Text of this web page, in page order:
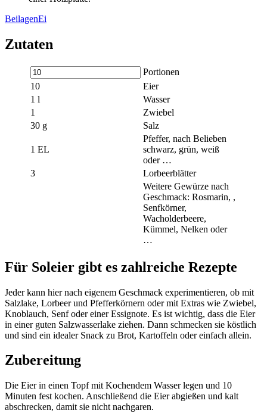
BeilagenEi
Zutaten
Portionen
10
Eier
1 l
Wasser
1
Zwiebel
30 g Salz
1 EL
Pfeffer, nach Belieben
schwarz, grün, weiß
oder …
3
Lorbeerblätter
Weitere Gewürze nach
Geschmack: Rosmarin, ,
Senfkörner,
Wacholderbeere,
Kümmel, Nelken oder
…
Für Soleier gibt es zahlreiche Rezepte
Jeder kann hier nach eigenem Geschmack experimentieren, ob mit
Salzlake, Lorbeer und Pfefferkörnern oder mit Extras wie Zwiebel,
Knoblauch, Senf oder einer Essignote. Es ist wichtig, dass die Eier
in einer guten Salzwasserlake ziehen. Dann schmecken sie köstlich
und sind ein idealer Snack zu Brot, Kartoffeln oder einfach allein.
Zubereitung
Die Eier in einen Topf mit Kochendem Wasser legen und 10
Minuten fest kochen. Anschließend die Eier abgießen und kalt
abschrecken, damit sie nicht nachgaren.